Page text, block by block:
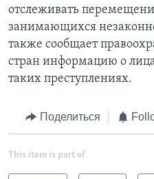
отслеживать
занимающихся
также сообщает
стран информацию о
таких преступлениях.
Поделиться
This item is part of